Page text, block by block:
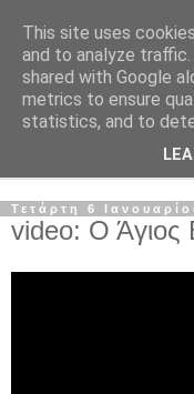
Τετάρτη 6
video: Ο Άγιος
This site uses
and to analyze traffic.
shared with Google
metrics to ensure
statistics, and to